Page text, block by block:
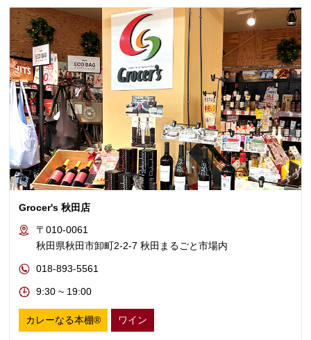
Grocer's 秋田店
〒010-0061
秋田県秋田市卸町2-2-7 秋田まるごと市場内
018-893-5561
9:30 ~ 19:00
カレーなる本棚® ワイン